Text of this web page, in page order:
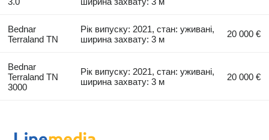
Bednar
Terraland TN
Рік випуску: 2021, стан: уживані,
ширина захвату: 3 м
20 000 €
Bednar
Terraland TN
3000
Рік випуску: 2021, стан: уживані,
ширина захвату: 3 м
20 000 €